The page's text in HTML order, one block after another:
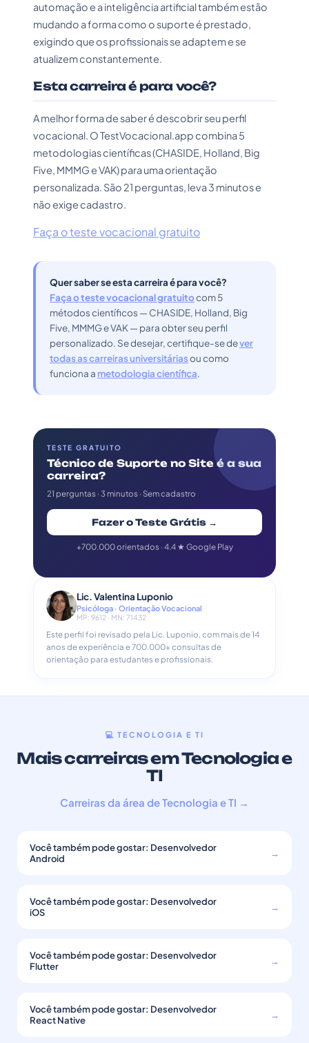
automação e a inteligência artificial também estão
mudando a forma como o suporte é prestado,
exigindo que os profissionais se adaptem e se
atualizem constantemente.
Esta carreira é para você?
A melhor forma de saber é descobrir seu perfil
vocacional. O TestVocacional.app combina 5
metodologias científicas (CHASIDE, Holland, Big
Five, MMMG e VAK) para uma orientação
personalizada. São 21 perguntas, leva 3 minutos e
não exige cadastro.
Faça o teste vocacional gratuito
Quer saber se esta carreira é para você?
Faça o teste vocacional gratuitocom 5
métodos científicos — CHASIDE, Holland, Big
Five, MMMG e VAK — para obter seu perfil
personalizado. Se desejar, certifique-se dever
todas as carreiras universitáriasou como
funciona a metodologia científica.
TESTE GRATUITO
Técnico de Suporte no Site é a sua
carreira?
21 perguntas · 3 minutos · Sem cadastro
Fazer o Teste Grátis →
+700.000 orientados · 4.4 ★ Google Play
Lic. Valentina Luponio
Psicóloga · Orientação Vocacional
MP: 9612 · MN: 71432
Este perfil foi revisado pela Lic. Luponio, com mais de 14
anos de experiência e 700.000+ consultas de
orientação para estudantes e profissionais.
💻 TECNOLOGIA E TI
Mais carreiras em Tecnologia e
TI
Carreiras da área de Tecnologia e TI →
Você também pode gostar: Desenvolvedor
Android
→
Você também pode gostar: Desenvolvedor
iOS
→
Você também pode gostar: Desenvolvedor
Flutter
→
Você também pode gostar: Desenvolvedor
React Native
→